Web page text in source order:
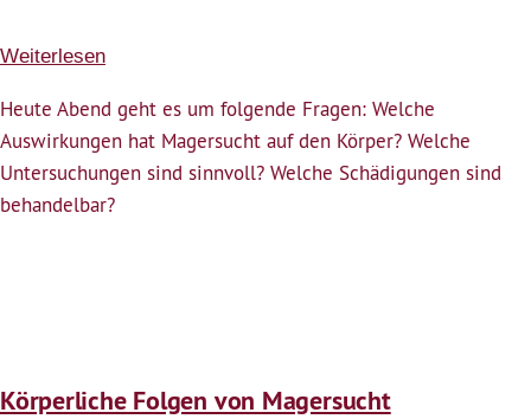
Weiterlesen
Folgen
von
Magersucht
Heute Abend geht es um folgende Fragen: Welche
Auswirkungen hat Magersucht auf den Körper? Welche
Untersuchungen sind sinnvoll? Welche Schädigungen sind
behandelbar?
Körperliche Folgen von Magersucht